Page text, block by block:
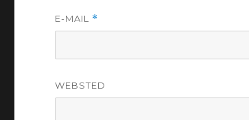
E-MAIL *
WEBSTED